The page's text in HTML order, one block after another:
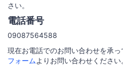
さい。
電話番号
09087564588
現在お電話でのお問い合わせを承っ
フォームよりお問い合わせください